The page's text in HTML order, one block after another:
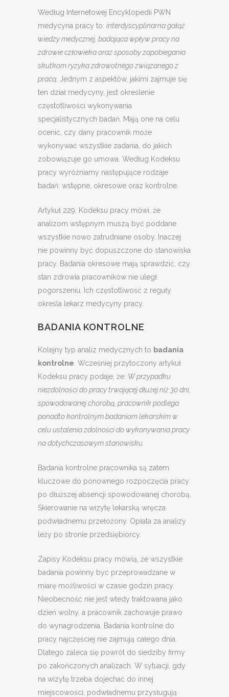
Według Internetowej Encyklopedii PWN
medycyna pracy to: interdyscyplinarna gałąź
wiedzy medycznej, badająca wpływ pracy na
zdrowie człowieka oraz sposoby zapobiegania
skutkom ryzyka zdrowotnego związanego z
pracą . Jednym z aspektów, jakimi zajmuje się
ten dział medycyny, jest określenie
częstotliwości wykonywania
specjalistycznych badań. Mają one na celu
ocenić, czy dany pracownik może
wykonywać wszystkie zadania, do jakich
zobowiązuje go umowa. Według Kodeksu
pracy wyróżniamy następujące rodzaje
badań: wstępne, okresowe oraz kontrolne.
Artykuł 229. Kodeksu pracy mówi, że
analizom wstępnym muszą być poddane
wszystkie nowo zatrudniane osoby. Inaczej
nie powinny być dopuszczone do stanowiska
pracy. Badania okresowe mają sprawdzić, czy
stan zdrowia pracowników nie uległ
pogorszeniu. Ich częstotliwość z reguły
określa lekarz medycyny pracy.
BADANIA KONTROLNE
Kolejny typ analiz medycznych to badania
kontrolne . Wcześniej przytoczony artykuł
Kodeksu pracy podaje, że: W przypadku
niezdolności do pracy trwającej dłużej niż 30 dni,
spowodowanej chorobą, pracownik podlega
ponadto kontrolnym badaniom lekarskim w
celu ustalenia zdolności do wykonywania pracy
na dotychczasowym stanowisku.
Badania kontrolne pracownika są zatem
kluczowe do ponownego rozpoczęcia pracy
po dłuższej absencji spowodowanej chorobą.
Skierowanie na wizytę lekarską wręcza
podwładnemu przełożony. Opłata za analizy
leży po stronie przedsiębiorcy.
Zapisy Kodeksu pracy mówią, że wszystkie
badania powinny być przeprowadzane w
miarę możliwości w czasie godzin pracy.
Nieobecność nie jest wtedy traktowana jako
dzień wolny, a pracownik zachowuje prawo
do wynagrodzenia. Badania kontrolne do
pracy najczęściej nie zajmują całego dnia.
Dlatego zaleca się powrót do siedziby firmy
po zakończonych analizach. W sytuacji, gdy
na wizytę trzeba dojechać do innej
miejscowości, podwładnemu przysługują